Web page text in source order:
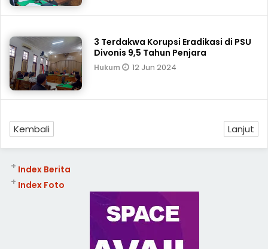
3 Terdakwa Korupsi Eradikasi di PSU
Divonis 9,5 Tahun Penjara
Hukum 12 Jun 2024
Kembali Lanjut
Index Berita
+
Index Foto
+